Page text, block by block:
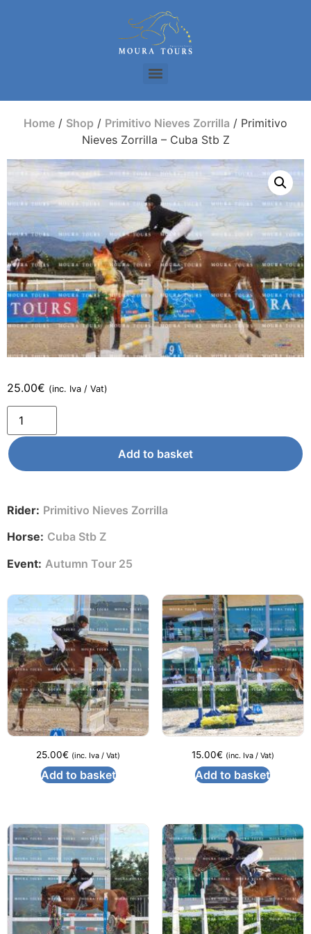
Home / Shop / Primitivo Nieves Zorrilla / Primitivo
Nieves Zorrilla – Cuba Stb Z
25.00€ (inc. Iva / Vat)
Add to basket
Rider: Primitivo Nieves Zorrilla
Horse: Cuba Stb Z
Event: Autumn Tour 25
25.00€ (inc. Iva / Vat)
Add to basket
15.00€ (inc. Iva / Vat)
Add to basket